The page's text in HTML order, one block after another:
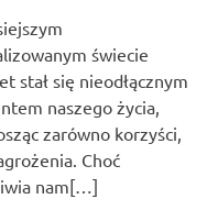
świecie
stał się nieodłącznym
naszego życia,
zarówno korzyści,
Choć
nam[…]